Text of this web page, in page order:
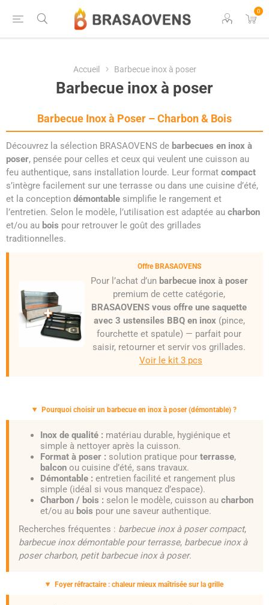
0
Accueil Barbecue inox à poser
Barbecue inox à poser
Barbecue Inox à Poser – Charbon & Bois
Découvrez la sélection BRASAOVENS de barbecues en inox à
poser, pensée pour celles et ceux qui veulent une cuisson au
feu authentique, sans installation lourde. Leur format compact
s’intègre facilement sur une terrasse ou dans une cuisine d’été,
et la conception démontable simplifie le rangement et
l’entretien. Selon le modèle, l’utilisation est adaptée au charbon
et/ou au bois pour retrouver le goût des grillades
traditionnelles.
Offre BRASAOVENS
Pour l’achat d’un barbecue inox à poser
premium de cette catégorie,
BRASAOVENS vous offre une saquette
avec 3 ustensiles BBQ en inox(pince,
fourchette et spatule) — parfait pour
saisir, retourner et servir vos grillades.
Voir le kit 3 pcs
Pourquoi choisir un barbecue en inox à poser (démontable) ?
Inox de qualité : matériau durable, hygiénique et
simple à nettoyer après la cuisson.
Format à poser : solution pratique pour terrasse,
balcon ou cuisine d’été, sans travaux.
Démontable : entretien facilité et rangement plus
simple (idéal si vous manquez d’espace).
Charbon / bois : selon le modèle, cuisson au charbon
et/ou au bois pour une saveur authentique.
Recherches fréquentes : barbecue inox à poser compact,
barbecue inox démontable pour terrasse, barbecue inox à
poser charbon, petit barbecue inox à poser.
Foyer réfractaire : chaleur mieux maîtrisée sur la grille